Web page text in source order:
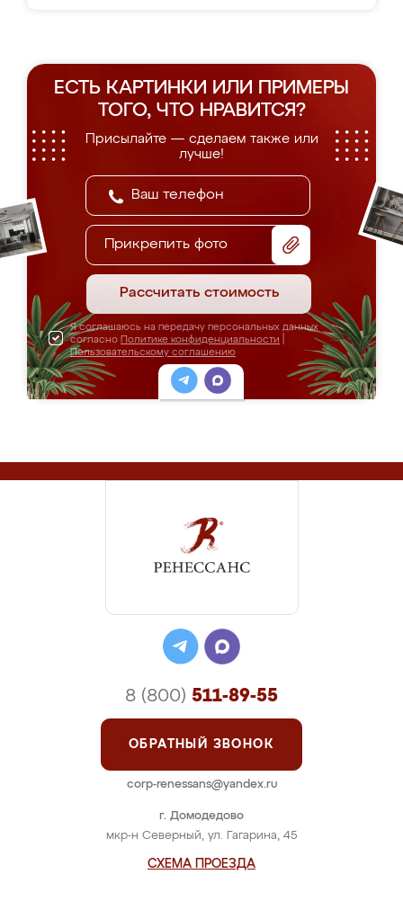
ЕСТЬ КАРТИНКИ ИЛИ ПРИМЕРЫ
ТОГО, ЧТО НРАВИТСЯ?
Присылайте — сделаем также или
лучше!
Прикрепить фото
Рассчитать стоимость
Я соглашаюсь на передачу персональных данных
согласно Политике конфиденциальности
Пользовательскому соглашению
г. Домодедово
мкр-н Северный, ул. Гагарина, 45
СХЕМА ПРОЕЗДА
8 (800) 511-89-55
ОБРАТНЫЙ ЗВОНОК
corp-renessans@yandex.ru